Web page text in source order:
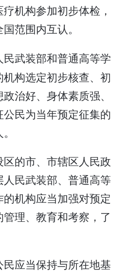
机构参加初步体检，
范围内互认。
武装部和普通高等学
构选定初步核查、初
治好、身体素质强、
民为当年预定征集的
的市、市辖区人民政
民武装部、普通高等
机构应当加强对预定
理、教育和考察，了
应当保持与所在地基